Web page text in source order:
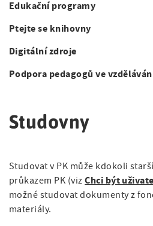
v
g
c
e
Studovny
Studovat v PK může kdokoli
průkazem PK (vizChci být
možné studovat dokumenty z
materiály.
i
g
a
t
o
Edukační programy
Ptejte se knihovny
Digitální zdroje
Podpora pedagogů ve